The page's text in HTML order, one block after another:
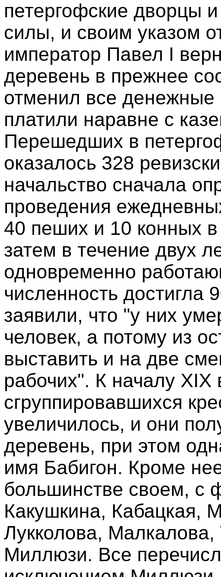
петергофские дворцы
силы, и своим указом
император Павел I
деревень в прежнее
отменил все денежные
платили наравне с
Перешедших в
оказалось 328
начальство сначала
проведения
40 пеших и 10 конных в
затем в течение двух
одновременно
численность достигла
заявили, что "у них
человек, а потому из
выставить и на две
рабочих". К началу XIX
сгруппировавшихся
увеличилось, и они
деревень, при этом
имя Бабигон. Кроме
большинстве своем, с
Какушкина, Кабацкая,
Лукколова,
Миллюзи. Все